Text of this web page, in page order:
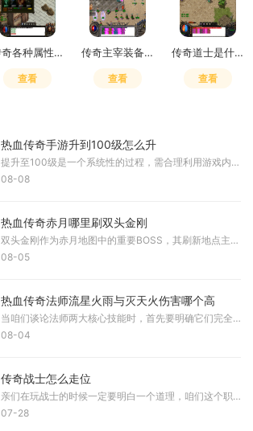
传奇各种属性解析
查看
传奇主宰装备怎么获得最快
查看
传奇道士是什么符号啊怎么打
查看
热血传奇手游升到100级怎么升
提升至100级是一个系统性的过程，需合理利用游戏内各类资源和玩法。角色升级主要依赖经验获取，通过完成主线任务、日常任务及参与特定活动均可获得可观的经验值。优先跟随主线
08-08
热血传奇赤月哪里刷双头金刚
双头金刚作为赤月地图中的重要BOSS，其刷新地点主要集中在恶魔祭坛、宫殿长廊和抉择峡谷这三个区域。这三个地点都是赤月地图中的高级区域，怪物密度较大，环境较为危险。恶魔祭
08-05
热血传奇法师流星火雨与灭天火伤害哪个高
当咱们谈论法师两大核心技能时，首先要明确它们完全属于不同攻击类型。流星火雨是范围攻击魔法，对区域内所有目标进行多段打击，而灭天火则是纯粹的单体爆发技能，二者适用场
08-04
传奇战士怎么走位
亲们在玩战士的时候一定要明白一个道理，咱们这个职业虽然血厚防高，但要是不会灵活移动，那就很容易变成活靶子。走位可不只是简单地跑来跑去，它关系到你能不能躲开敌人的技
07-28